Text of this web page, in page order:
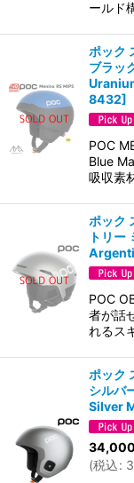
ールド
ポック
ブラッ
8432]
POC
Blue
吸収素
ポック
トリー
POC
者が話
れるス
ポック
シルバ
Silver
34,000
(税込: